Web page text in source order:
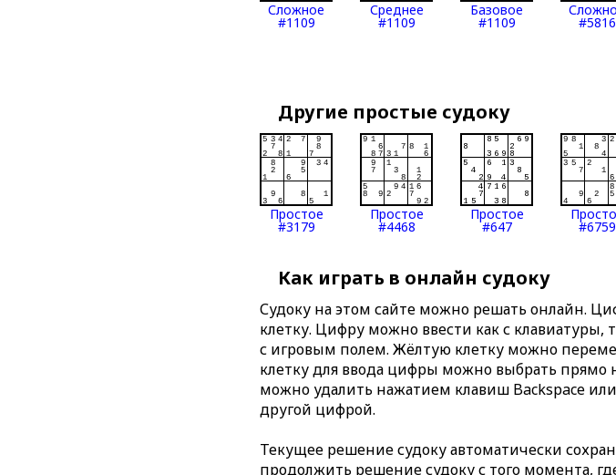
Сложное
#1109
Среднее
#1109
Базовое
#1109 #5816
Другие простые судоку
Простое
#3179
Простое
#4468
Простое
#647 #6759
Как играть в онлайн судоку
Судоку на этом сайте можно решать онлайн.
клетку. Цифру можно ввести как с клавиатуры,
с игровым полем. Жёлтую клетку можно
клетку для ввода цифры можно выбрать
можно удалить нажатием клавиш Backspace
другой цифрой.
Текущее решение судоку автоматически
продолжить решение судоку с того момента,